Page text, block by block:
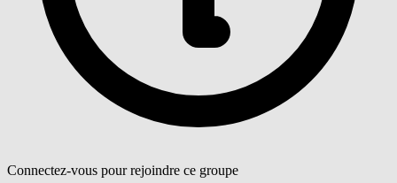
Connectez-vous pour rejoindre ce groupe